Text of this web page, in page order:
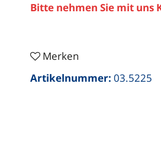
Bitte nehmen Sie mit uns
Merken
Artikelnummer: 03.5225